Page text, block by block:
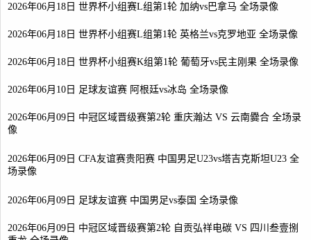
2026年06月18日 世界杯小组赛L组第1轮 加纳vs巴拿马 全场录像
2026年06月18日 世界杯小组赛L组第1轮 英格兰vs克罗地亚 全场录像
2026年06月18日 世界杯小组赛K组第1轮 葡萄牙vs民主刚果 全场录像
2026年06月10日 足球友谊赛 阿根廷vs冰岛 全场录像
2026年06月09日 中冠区域晋级赛第2轮 重庆瀚达 VS 云南爨合 全场录
像
2026年06月09日 CFA友谊赛贵阳赛 中国男足U23vs塔吉克斯坦U23 全
场录像
2026年06月09日 足球友谊赛 中国男足vs泰国 全场录像
2026年06月09日 中冠区域晋级赛第2轮 自贡弘祥电碳 VS 四川叁壹捌